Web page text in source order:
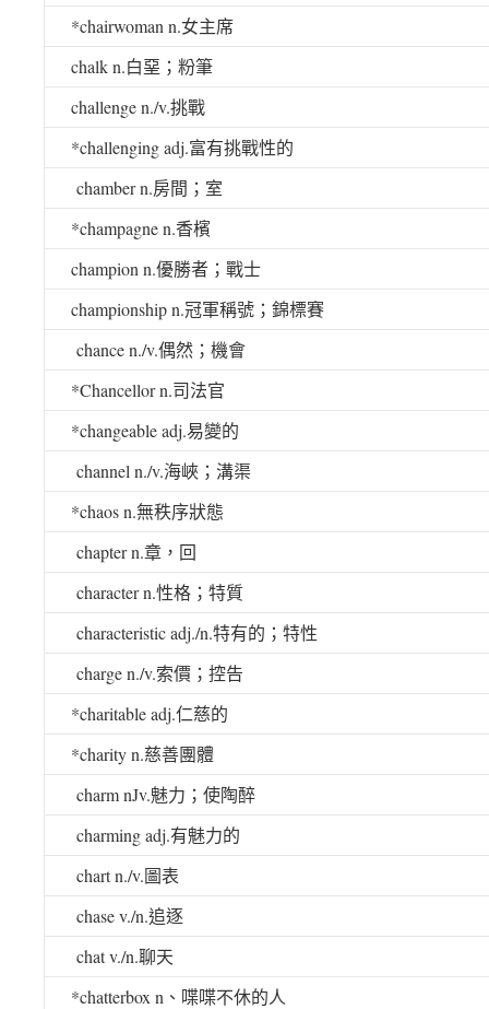
*chairwoman n.女主席
chalk n.白堊；粉筆
challenge n./v.挑戰
*challenging adj.富有挑戰性的
chamber n.房間；室
*champagne n.香檳
champion n.優勝者；戰士
championship n.冠軍稱號；錦標賽
chance n./v.偶然；機會
*Chancellor n.司法官
*changeable adj.易變的
channel n./v.海峽；溝渠
*chaos n.無秩序狀態
chapter n.章，回
character n.性格；特質
characteristic adj./n.特有的；特性
charge n./v.索價；控告
*charitable adj.仁慈的
*charity n.慈善團體
charm nJv.魅力；使陶醉
charming adj.有魅力的
chart n./v.圖表
chase v./n.追逐
chat v./n.聊天
*chatterbox n 、喋喋不休的人